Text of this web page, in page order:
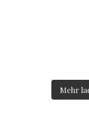
Mehr